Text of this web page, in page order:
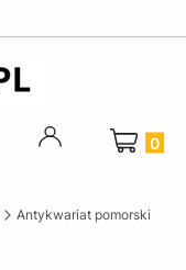
Produkty
Antykwariat pomorski